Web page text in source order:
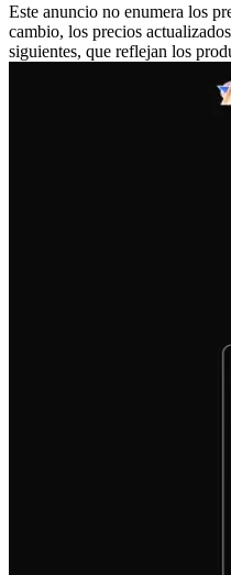
Este anuncio no enumera los
cambio, los precios
siguientes, que reflejan los